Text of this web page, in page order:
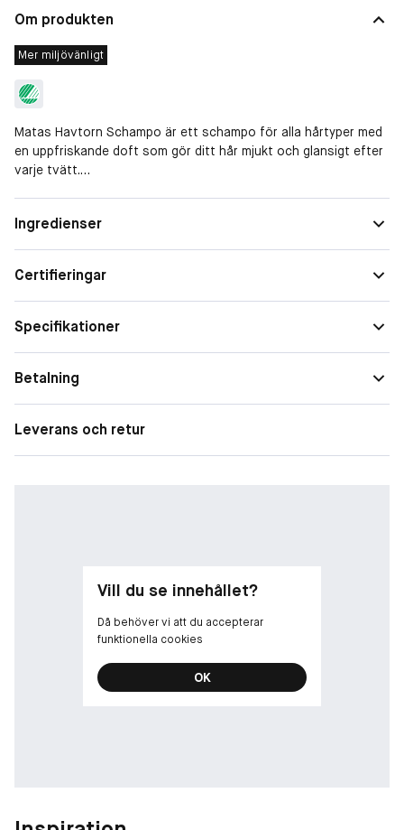
Om produkten
Mer miljövänligt
Matas Havtorn Schampo är ett schampo för alla hårtyper med
en uppfriskande doft som gör ditt hår mjukt och glansigt efter
varje tvätt.
innehåller vårdande panthenol och betaine som stärker och
ökar hårets elasticitet samt ger det glans. Glycerin som
Användning
Produktspecifikationer
Svanenmärkt
Produkten passar till denna pump som du kan köpa genom att
Ingredienser
Certifieringar
Specifikationer
Betalning
Leverans och retur
Vill du se innehållet?
Då behöver vi att du accepterar
funktionella cookies
OK